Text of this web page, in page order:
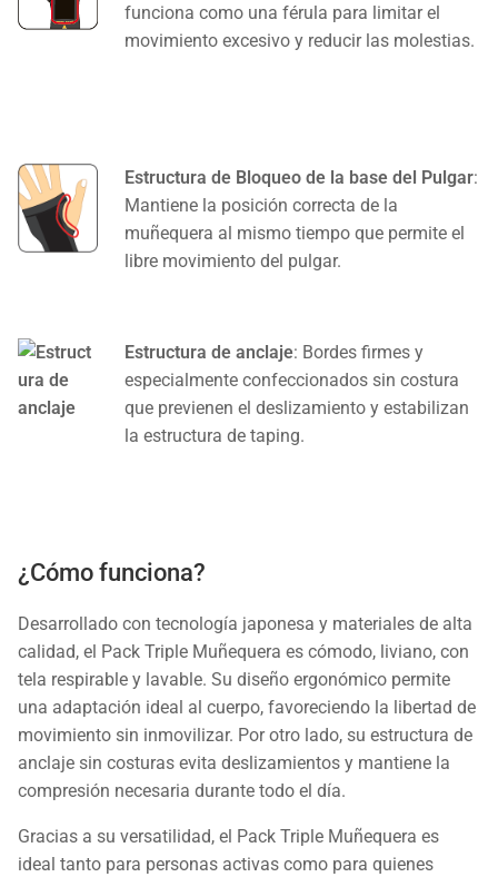
funciona como una férula para limitar el
movimiento excesivo y reducir las molestias.
Estructura de Bloqueo de la base del Pulgar:
Mantiene la posición correcta de la
muñequera al mismo tiempo que permite el
libre movimiento del pulgar.
Estructura de anclaje: Bordes firmes y
especialmente confeccionados sin costura
que previenen el deslizamiento y estabilizan
la estructura de taping.
¿Cómo funciona?
Desarrollado con tecnología japonesa y materiales de alta
calidad, el Pack Triple Muñequera es cómodo, liviano, con
tela respirable y lavable. Su diseño ergonómico permite
una adaptación ideal al cuerpo, favoreciendo la libertad de
movimiento sin inmovilizar. Por otro lado, su estructura de
anclaje sin costuras evita deslizamientos y mantiene la
compresión necesaria durante todo el día.
Gracias a su versatilidad, el Pack Triple Muñequera es
ideal tanto para personas activas como para quienes